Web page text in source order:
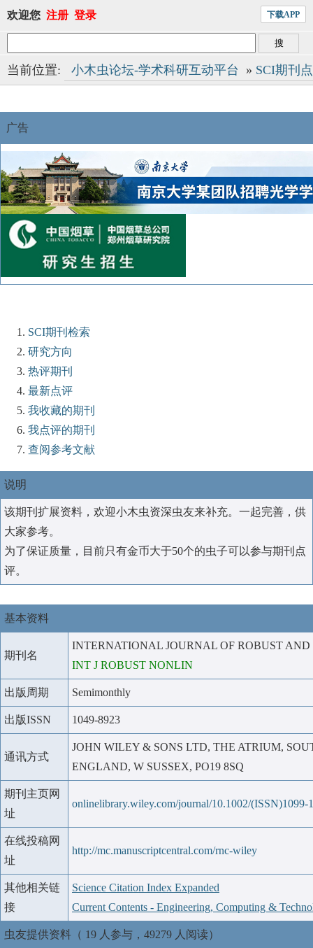
欢迎您 注册 登录 下载APP
当前位置: 小木虫论坛-学术科研互动平台 » SCI期刊
广告
SCI期刊检索
研究方向
热评期刊
最新点评
我收藏的期刊
我点评的期刊
查阅参考文献
说明
该期刊扩展资料，欢迎小木虫资深虫友来补充。一起完善，供
大家参考。
为了保证质量，目前只有金币大于50个的虫子可以参与期刊点
评。
基本资料
期刊名
INTERNATIONAL JOURNAL OF ROBUST
INT J ROBUST NONLIN
出版周期 Semimonthly
出版ISSN 1049-8923
通讯方式
JOHN WILEY & SONS LTD, THE ATRIUM,
ENGLAND, W SUSSEX, PO19 8SQ
期刊主页网
址
onlinelibrary.wiley.com/journal/10.1002/(ISSN)1099-
在线投稿网
址
http://mc.manuscriptcentral.com/rnc-wiley
其他相关链
接
Science Citation Index Expanded
Current Contents - Engineering, Computing &
虫友提供资料（ 19 人参与，49279 人阅读）